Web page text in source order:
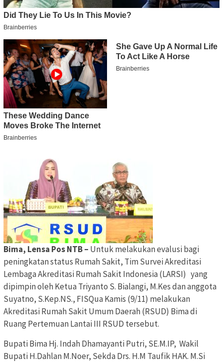
Bima, Lensa Pos NTB – Untuk melakukan evalusi bagi
peningkatan status Rumah Sakit, Tim Survei Akreditasi
Lembaga Akreditasi Rumah Sakit Indonesia (LARSI) yang
dipimpin oleh Ketua Triyanto S. Bialangi, M.Kes dan anggota
Suyatno, S.Kep.NS., FISQua Kamis (9/11) melakukan
Akreditasi Rumah Sakit Umum Daerah (RSUD) Bima di
Ruang Pertemuan Lantai III RSUD tersebut.
Bupati Bima Hj. Indah Dhamayanti Putri, SE.M.IP, Wakil
Bupati H.Dahlan M.Noer, Sekda Drs. H.M Taufik HAK. M.Si